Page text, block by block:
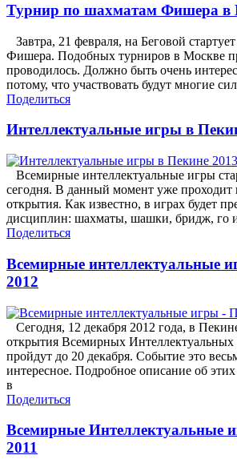
Турнир по шахматам Фишера в
Завтра, 21 февраля, на Беговой
Фишера. Подобных турниров в Москве
проводилось. Должно быть очень
потому, что участвовать будут многие
Поделиться
Интеллектуальные игры в
Всемирные интеллектуальные игры
сегодня. В данный момент уже проходит
открытия. Как известно, в играх будет
дисциплин: шахматы, шашки, бридж, го
Поделиться
Всемирные интеллектуальные
2012
Сегодня, 12 декабря 2012 года, в
открытия Всемирных Интеллектуальных
пройдут до 20 декабря. Событие это
интересное. Подробное описание об
в
Поделиться
Всемирные Интеллектуальные
2011